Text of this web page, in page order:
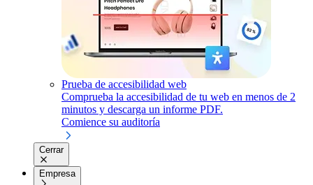
Prueba de accesibilidad web
Comprueba la accesibilidad de tu web en menos de 2
minutos y descarga un informe PDF.
Comience su auditoría
Cerrar
Empresa